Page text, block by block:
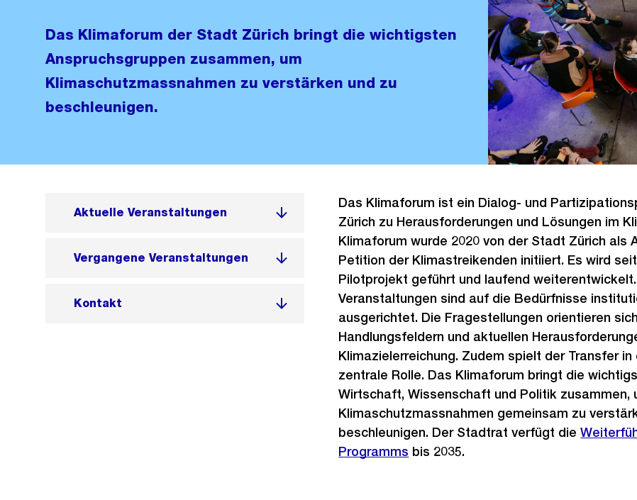
Das Klimaforum der Stadt Zürich bringt die wichtigsten
Anspruchsgruppen zusammen, um
Klimaschutzmassnahmen zu verstärken und zu
beschleunigen.
Aktuelle Veranstaltungen
Vergangene Veranstaltungen
Kontakt
Das Klimaforum ist ein Dialog- und
Zürich zu Herausforderungen und Lösungen im
Klimaforum wurde 2020 von der Stadt Zürich als
Petition der Klimastreikenden initiiert. Es wird
Pilotprojekt geführt und laufend
Veranstaltungen sind auf die Bedürfnisse
ausgerichtet. Die Fragestellungen orientieren
Handlungsfeldern und aktuellen
Klimazielerreichung. Zudem spielt der Transfer in
zentrale Rolle. Das Klimaforum bringt die
Wirtschaft, Wissenschaft und Politik zusammen,
Klimaschutzmassnahmen gemeinsam zu
beschleunigen. Der Stadtrat verfügt die
Programms bis 2035.